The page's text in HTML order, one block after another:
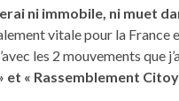
ni immobile, ni muet
vitale pour la France
les 2 mouvements que
et « Rassemblement